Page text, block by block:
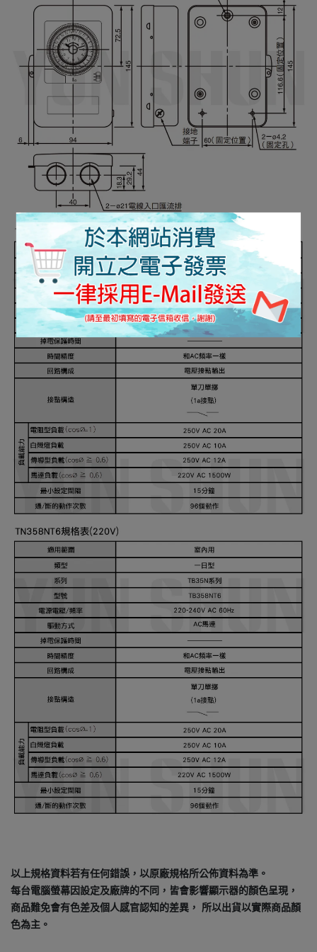
以上規格資料若有任何錯誤，以原廠規格所公佈資料為準。
每台電腦螢幕因設定及廠牌的不同，皆會影響顯示器的顏色呈現，
商品難免會有色差及個人感官認知的差異， 所以出貨以實際商品顏
色為主。